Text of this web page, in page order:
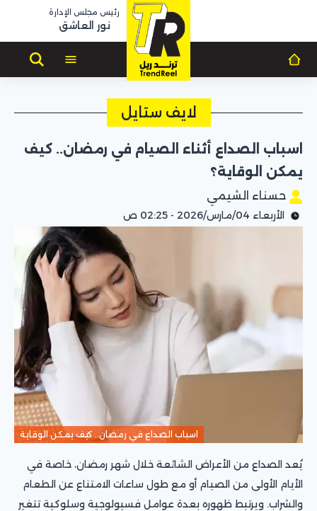
رئيس مجلس الإدارة
نور العاشق
لايف ستايل
اسباب الصداع أثناء الصيام في رمضان.. كيف
يمكن الوقاية؟
حسناء الشيمي
الأربعاء 04/مارس/2026 - 02:25 ص
اسباب الصداع في رمضان.. كيف يمكن الوقاية
يُعد الصداع من الأعراض الشائعة خلال شهر رمضان، خاصة في
الأيام الأولى من الصيام أو مع طول ساعات الامتناع عن الطعام
والشراب. ويرتبط ظهوره بعدة عوامل فسيولوجية وسلوكية تتغير